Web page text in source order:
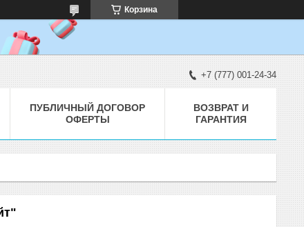
Корзина
+7 (777) 001-24-34
ПУБЛИЧНЫЙ ДОГОВОР
ОФЕРТЫ
ВОЗВРАТ И
ГАРАНТИЯ